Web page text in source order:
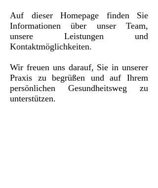
Auf dieser Homepage finden Sie
Informationen über unser Team,
unsere Leistungen und
Kontaktmöglichkeiten.
Wir freuen uns darauf, Sie in unserer
Praxis zu begrüßen und auf Ihrem
persönlichen Gesundheitsweg zu
unterstützen.